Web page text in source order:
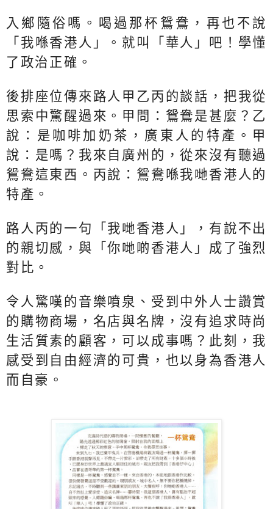
入鄉隨俗嗎。喝過那杯鴛鴦，再也不說
「我喺香港人」。就叫「華人」吧！學懂
了政治正確。
後排座位傳來路人甲乙丙的談話，把我從
思索中驚醒過來。甲問：鴛鴦是甚麼？乙
說：是咖啡加奶茶，廣東人的特產。甲
說：是嗎？我來自廣州的，從來沒有聽過
鴛鴦這東西。丙說：鴛鴦喺我哋香港人的
特產。
路人丙的一句「我哋香港人」，有說不出
的親切感，與「你哋啲香港人」成了強烈
對比。
令人驚嘆的音樂噴泉、受到中外人士讚賞
的購物商場，名店與名牌，沒有追求時尚
生活質素的顧客，可以成事嗎？此刻，我
感受到自由經濟的可貴，也以身為香港人
而自豪。